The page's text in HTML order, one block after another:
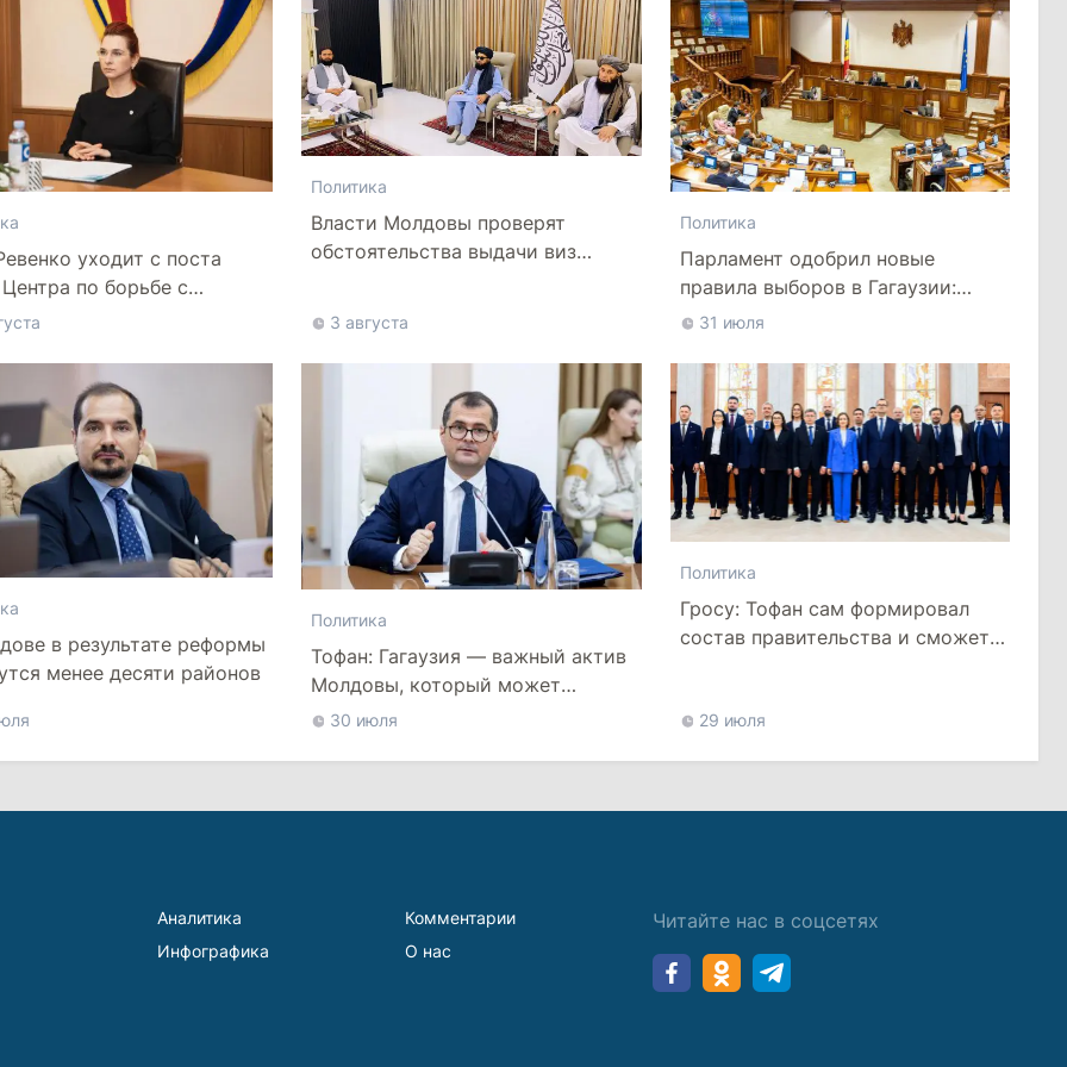
уходит с поста
по борьбе с
Политика
Власти Молдовы проверят
обстоятельства выдачи виз
3 августа
Политика
Парламент одобрил новые
правила выборов в Гагаузии:
оппозиция критикует
31 июля
в результате реформы
менее десяти районов
Политика
Тофан: Гагаузия — важный актив
Молдовы, который может
наладить мосты с Турцией
30 июля
Политика
Гросу: Тофан сам формировал
состав правительства и сможет
29 июля
Аналитика
Комментарии
Инфографика О нас
Читайте нас в соцсетях